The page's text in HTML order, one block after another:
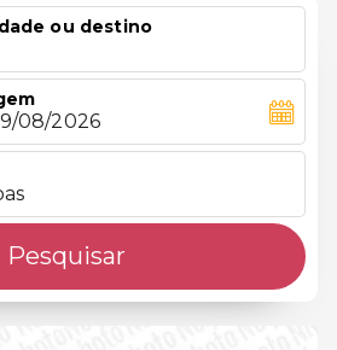
ou destino
08/2026
Pesquisar